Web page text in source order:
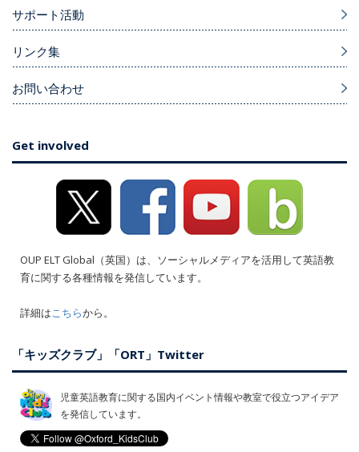
サポート活動
リンク集
お問い合わせ
Get involved
OUP ELT Global（英国）は、ソーシャルメディアを活用して英語教
育に関する各種情報を発信しています。
詳細はこちらから。
「キッズクラブ」「ORT」Twitter
児童英語教育に関する国内イベント情報や教室で役立つアイデア
を発信しています。